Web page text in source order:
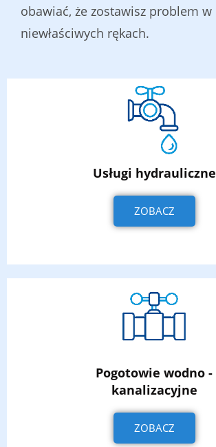
obawiać, że zostawisz problem w
niewłaściwych rękach.
Usługi hydrauliczne
ZOBACZ
Pogotowie wodno -
kanalizacyjne
ZOBACZ